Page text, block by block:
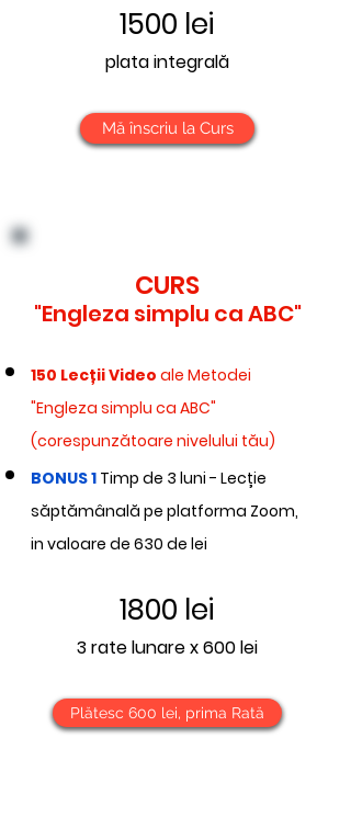
1500 lei
plata integrală
Mă înscriu la Curs
CURS
"Engleza simplu ca ABC"
150 Lecții Video ale Metodei
"Engleza simplu ca ABC"
(corespunzătoare nivelului tău)
BONUS 1 Timp de 3 luni - Lecție
săptămânală pe platforma Zoom,
in valoare de 630 de lei
1800 lei
3 rate lunare x 600 lei
Plătesc 600 lei, prima Rată